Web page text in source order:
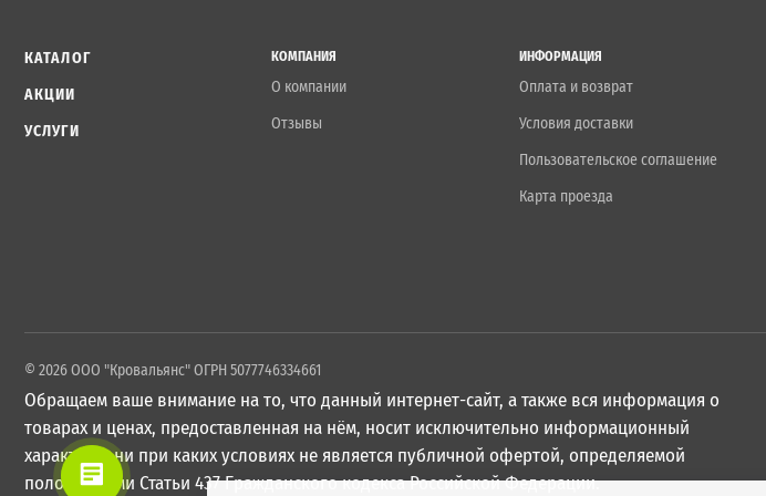
КАТАЛОГ
АКЦИИ
УСЛУГИ
КОМПАНИЯ
О компании
Отзывы
ИНФОРМАЦИЯ
Оплата и возврат
Условия доставки
Пользовательское соглашение
Карта проезда
© 2026 ООО "Кровальянс" ОГРН 5077746334661
Обращаем ваше внимание на то, что данный интернет-сайт, а также вся информация о
товарах и ценах, предоставленная на нём, носит исключительно информационный
характер и ни при каких условиях не является публичной офертой, определяемой
положениями Статьи 437 Гражданского кодекса Российской Федерации.